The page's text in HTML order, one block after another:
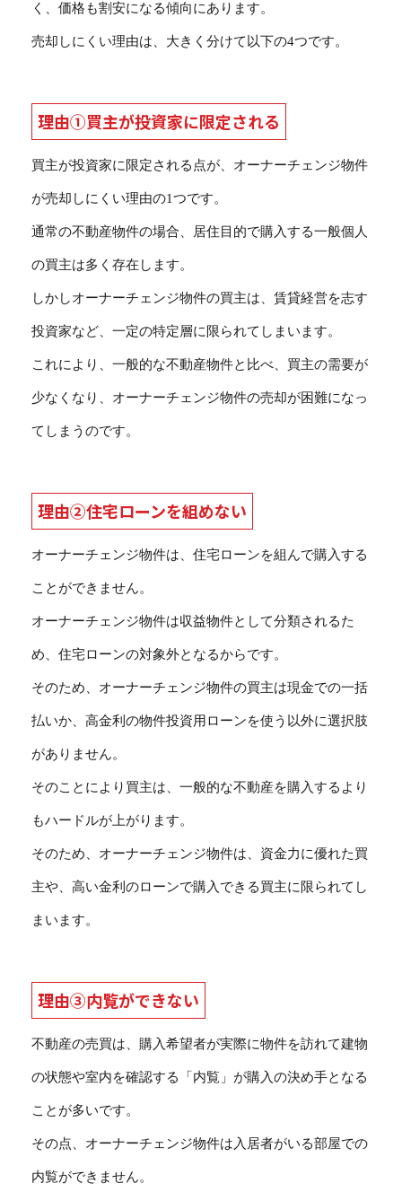
く、価格も割安になる傾向にあります。
売却しにくい理由は、大きく分けて以下の4つです。
理由①買主が投資家に限定される
買主が投資家に限定される点が、オーナーチェンジ物件
が売却しにくい理由の1つです。
通常の不動産物件の場合、居住目的で購入する一般個人
の買主は多く存在します。
しかしオーナーチェンジ物件の買主は、賃貸経営を志す
投資家など、一定の特定層に限られてしまいます。
これにより、一般的な不動産物件と比べ、買主の需要が
少なくなり、オーナーチェンジ物件の売却が困難になっ
てしまうのです。
理由②住宅ローンを組めない
オーナーチェンジ物件は、住宅ローンを組んで購入する
ことができません。
オーナーチェンジ物件は収益物件として分類されるた
め、住宅ローンの対象外となるからです。
そのため、オーナーチェンジ物件の買主は現金での一括
払いか、高金利の物件投資用ローンを使う以外に選択肢
がありません。
そのことにより買主は、一般的な不動産を購入するより
もハードルが上がります。
そのため、オーナーチェンジ物件は、資金力に優れた買
主や、高い金利のローンで購入できる買主に限られてし
まいます。
理由③内覧ができない
不動産の売買は、購入希望者が実際に物件を訪れて建物
の状態や室内を確認する「内覧」が購入の決め手となる
ことが多いです。
その点、オーナーチェンジ物件は入居者がいる部屋での
内覧ができません。